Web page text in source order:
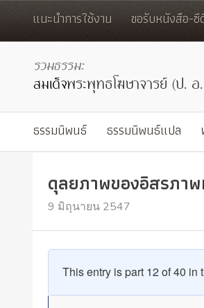
แนะนำการใช้งาน ขอรับหนังสือ-ซี
ธรรมนิพนธ์ ธรรมนิพนธ์แปล
ดุลยภาพของอิสรภา
9 มิถุนายน 2547
This entry is part 12 of 40 in